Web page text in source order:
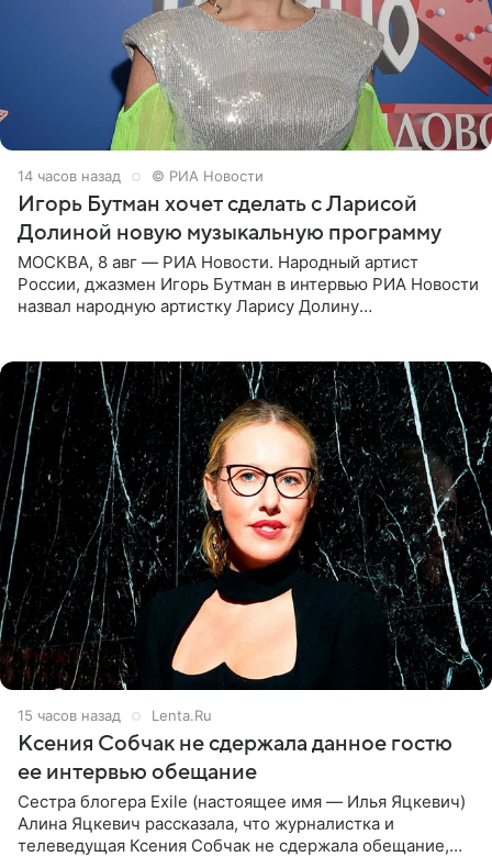
14 часов назад © РИА Новости
Игорь Бутман хочет сделать с Ларисой
Долиной новую музыкальную программу
МОСКВА, 8 авг — РИА Новости. Народный артист
России, джазмен Игорь Бутман в интервью РИА Новости
назвал народную артистку Ларису Долину
15 часов назад Lenta.Ru
Ксения Собчак не сдержала данное гостю
ее интервью обещание
Сестра блогера Exile (настоящее имя — Илья Яцкевич)
Алина Яцкевич рассказала, что журналистка и
телеведущая Ксения Собчак не сдержала обещание,